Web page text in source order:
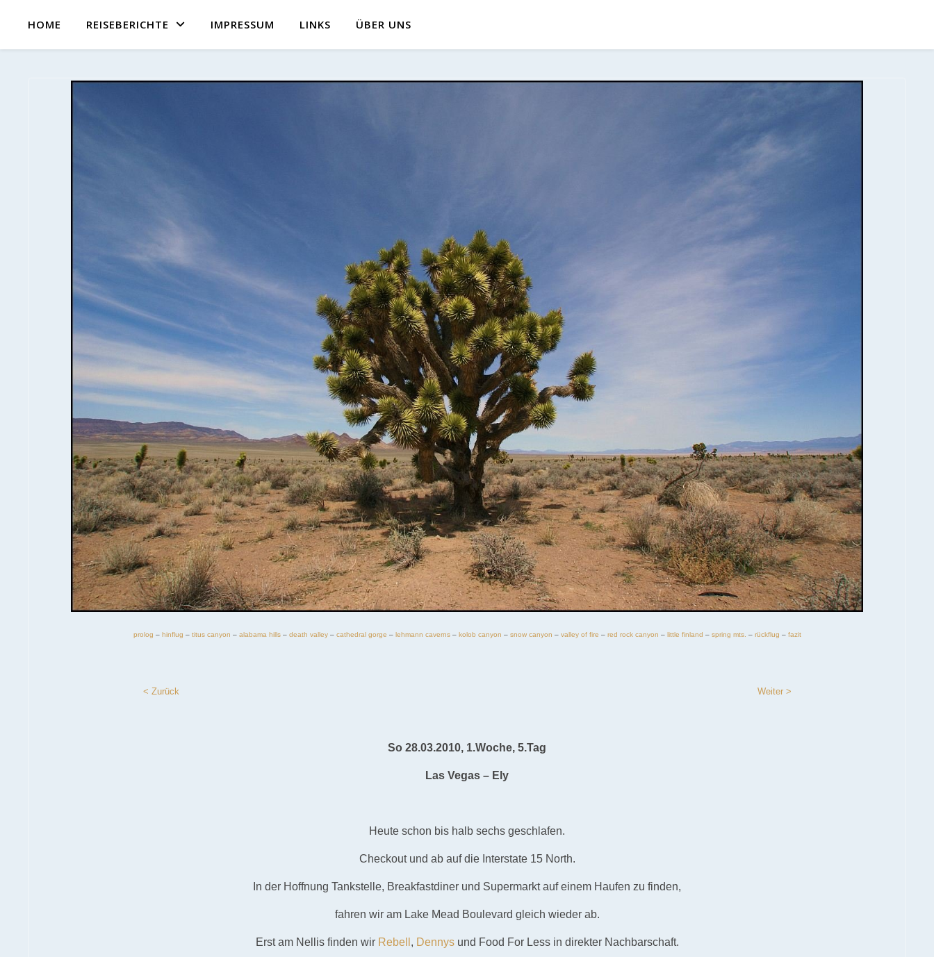
HOME REISEBERICHTE IMPRESSUM LINKS ÜBER UNS
prolog – hinflug – titus canyon – alabama hills– death valley– cathedral gorge – lehmann caverns– kolob canyon – snow canyon – valley of fire – red rock canyon – little finland – spring mts. – rückflug – fazit
< Zurück Weiter >
So 28.03.2010, 1.Woche, 5.Tag
Las Vegas – Ely
Heute schon bis halb sechs geschlafen.
Checkout und ab auf die Interstate 15 North.
In der Hoffnung Tankstelle, Breakfastdiner und Supermarkt auf einem Haufen zu finden,
fahren wir am Lake Mead Boulevard gleich wieder ab.
Erst am Nellis finden wir Rebell , Dennysund Food For Less in direkter Nachbarschaft.